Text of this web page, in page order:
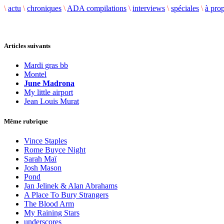
\ actu \ chroniques \ ADA compilations \ interviews \ spéciales \ à
Articles suivants
Mardi gras bb
Montel
June Madrona
My little airport
Jean Louis Murat
Même rubrique
Vince Staples
Rome Buyce Night
Sarah Maï
Josh Mason
Pond
Jan Jelinek & Alan Abrahams
A Place To Bury Strangers
The Blood Arm
My Raining Stars
underscores